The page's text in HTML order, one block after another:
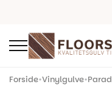
Forside•Vinylgulve•